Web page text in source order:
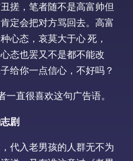
搓，笔者随不是高富帅但
定会把对方骂回去。高富
心态，哀莫大于心 死，
态也罢又不是都不能改
给你一点信心，不好吗？
直很喜欢这句广告语。
剧
代入老男孩的人群无不为